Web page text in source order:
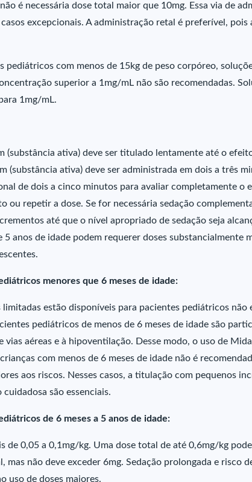
é necessária dose total maior que 10mg. Essa via de
excepcionais. A administração retal é preferível,
pediátricos com menos de 15kg de peso corpóreo,
superior a 1mg/mL não são recomendadas.
1mg/mL.
(substância ativa) deve ser titulado lentamente até o
(substância ativa) deve ser administrada em dois a três
de dois a cinco minutos para avaliar completamente o
ou repetir a dose. Se for necessária sedação
até que o nível apropriado de sedação seja
5 anos de idade podem requerer doses substancialmente
menores que 6 meses de idade:
limitadas estão disponíveis para pacientes pediátricos não
pediátricos de menos de 6 meses de idade são
vias aéreas e à hipoventilação. Desse modo, o uso de
com menos de 6 meses de idade não é
aos riscos. Nesses casos, a titulação com pequenos
são essenciais.
de 6 meses a 5 anos de idade:
de 0,05 a 0,1mg/kg. Uma dose total de até 0,6mg/kg
mas não deve exceder 6mg. Sedação prolongada e risco
uso de doses maiores.